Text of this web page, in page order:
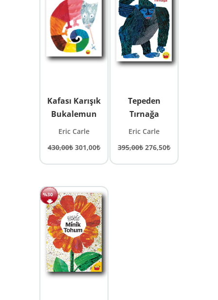
Kafası Karışık
Bukalemun
Eric Carle
430,00₺ Orijinal
301,00₺Şu
andaki
Tepeden
Tırnağa
Eric Carle
395,00₺ Orijinal
276,50₺Şu
andaki
%30